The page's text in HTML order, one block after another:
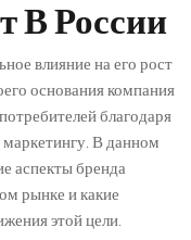
В России
влияние на его рост
основания компания
благодаря
В данном
аспекты бренда
рынке и какие
этой цели.